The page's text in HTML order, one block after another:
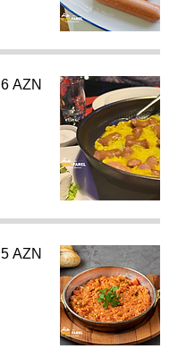
6 AZN
5 AZN